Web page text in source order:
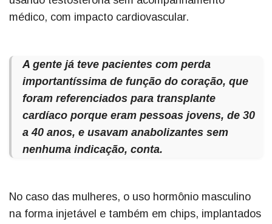
médico, com impacto cardiovascular.
A gente já teve pacientes com perda
importantíssima de função do coração, que
foram referenciados para transplante
cardíaco porque eram pessoas jovens, de 30
a 40 anos, e usavam anabolizantes sem
nenhuma indicação, conta.
No caso das mulheres, o uso hormônio masculino
na forma injetável e também em chips, implantados